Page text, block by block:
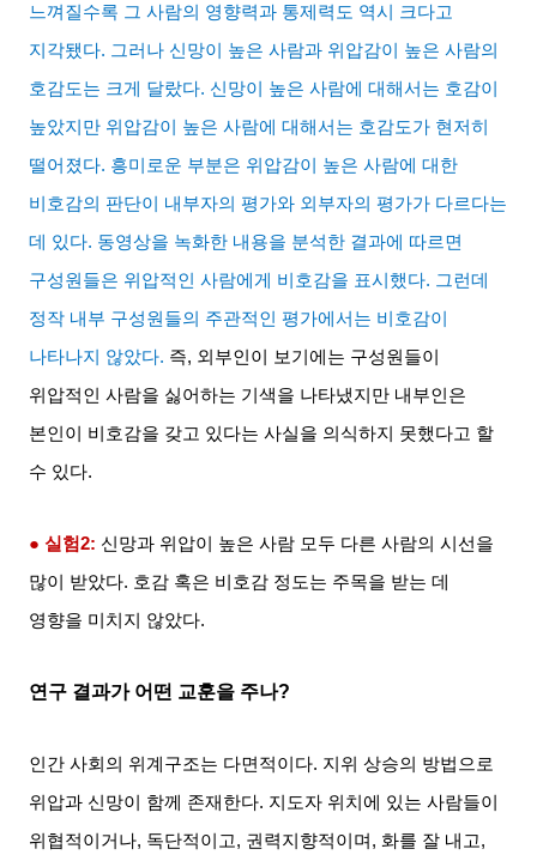
느껴질수록 그 사람의 영향력과 통제력도 역시 크다고
지각됐다. 그러나 신망이 높은 사람과 위압감이 높은 사람의
호감도는 크게 달랐다. 신망이 높은 사람에 대해서는 호감이
높았지만 위압감이 높은 사람에 대해서는 호감도가 현저히
떨어졌다. 흥미로운 부분은 위압감이 높은 사람에 대한
비호감의 판단이 내부자의 평가와 외부자의 평가가 다르다는
데 있다. 동영상을 녹화한 내용을 분석한 결과에 따르면
구성원들은 위압적인 사람에게 비호감을 표시했다. 그런데
정작 내부 구성원들의 주관적인 평가에서는 비호감이
나타나지 않았다. 즉, 외부인이 보기에는 구성원들이
위압적인 사람을 싫어하는 기색을 나타냈지만 내부인은
본인이 비호감을 갖고 있다는 사실을 의식하지 못했다고 할
수 있다.
● 실험2: 신망과 위압이 높은 사람 모두 다른 사람의 시선을
많이 받았다. 호감 혹은 비호감 정도는 주목을 받는 데
영향을 미치지 않았다.
연구 결과가 어떤 교훈을 주나?
인간 사회의 위계구조는 다면적이다. 지위 상승의 방법으로
위압과 신망이 함께 존재한다. 지도자 위치에 있는 사람들이
위협적이거나, 독단적이고, 권력지향적이며 , 화를 잘 내고,